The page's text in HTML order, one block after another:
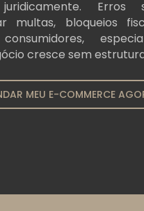
Erros
multas, bloqueios
cresce sem
MEU E-COMMERCE